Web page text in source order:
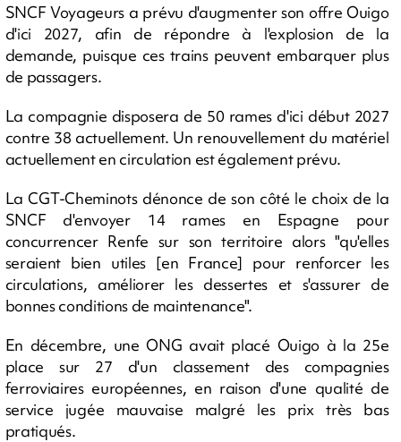
SNCF Voyageurs a prévu d'augmenter son offre Ouigo
d'ici 2027, afin de répondre à l'explosion de la
demande, puisque ces trains peuvent embarquer plus
de passagers.
La compagnie disposera de 50 rames d'ici début 2027
contre 38 actuellement. Un renouvellement du matériel
actuellement en circulation est également prévu.
La CGT-Cheminots dénonce de son côté le choix de la
SNCF d'envoyer 14 rames en Espagne pour
concurrencer Renfe sur son territoire alors "qu'elles
seraient bien utiles [en France] pour renforcer les
circulations, améliorer les dessertes et s'assurer de
bonnes conditions de maintenance".
En décembre, une ONG avait placé Ouigo à la 25e
place sur 27 d'un classement des compagnies
ferroviaires européennes, en raison d'une qualité de
service jugée mauvaise malgré les prix très bas
pratiqués.